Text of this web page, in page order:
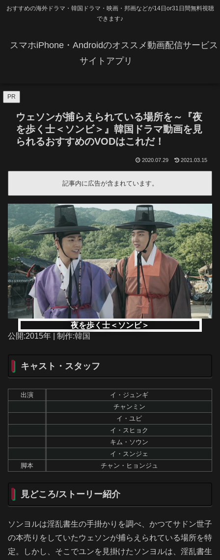
おすすめの海外ドラマ・韓国ドラマ・映画・邦画などが14日or31日間無料視聴
できます♪
スマホiPhone・Androidのオススメ動画配信サービス
サイトアプリ
PR
ウェソンが捕らえられている場所を～『夜
を歩く士＜ソンビ＞』韓国ドラマ動画を見
られるおすすめのVODはこれだ！
2020.07.29 2021.03.15
記事内に広告が含まれています。
夜を歩く士＜ソンビ＞
公開:2015年 | 制作:韓国
キャスト・スタッフ
出演
イ・ジュンギ
チャンミン
イ・ユビ
イ・スヒョク
キム・ソウン
イ・スンジェ
脚本
チャン・ヒョンジュ
見どころ/ストーリー紹介
ソンヨルは淫乱書生の手掛かりを調べ、かつてサドン世子
の本売りをしていたウェソンが捕らえられている場所を特
定。しかし、そこでユンを見掛けたソンヨルは、淫乱書生